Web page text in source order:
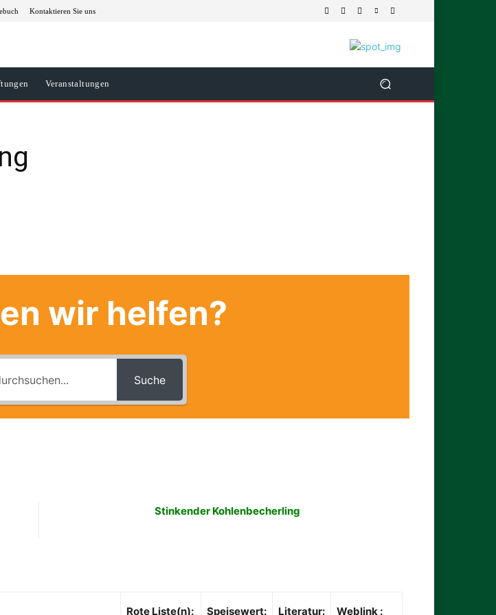
Kontaktieren Sie uns
Veranstaltungen
wir helfen?
Suche
Stinkender Kohlenbecherling
Rote Liste(n): Speisewert: Literatur: Weblink :